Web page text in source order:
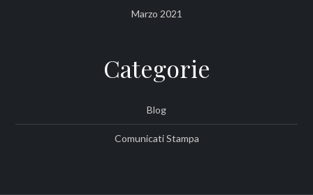
Marzo 2021
Categorie
Blog
Comunicati Stampa